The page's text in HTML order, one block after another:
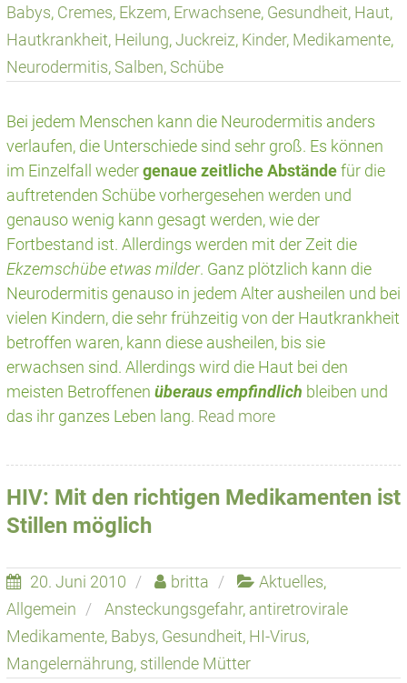
Babys, Cremes, Ekzem, Erwachsene, Gesundheit, Haut,
Hautkrankheit, Heilung,Juckreiz, Kinder, Medikamente,
Neurodermitis, Salben, Schübe
Bei jedem Menschen kann die Neurodermitis anders
verlaufen, die Unterschiede sind sehr groß. Es können
im Einzelfall wedergenaue zeitliche Abständefür die
auftretenden Schübe vorhergesehen werden und
genauso wenig kann gesagt werden, wie der
Fortbestand ist. Allerdings werden mit der Zeit die
Ekzemschübe etwas milder. Ganz plötzlich kann die
Neurodermitis genauso in jedem Alter ausheilen und bei
vielen Kindern, die sehr frühzeitig von der Hautkrankheit
betroffen waren, kann diese ausheilen, bis sie
erwachsen sind. Allerdings wird die Haut bei den
meisten Betroffenen überaus empfindlich bleiben und
das ihr ganzes Leben lang. Read more
HIV: Mit den richtigen Medikamenten ist
Stillen möglich
20. Juni 2010 britta Aktuelles,
Allgemein
Ansteckungsgefahr, antiretrovirale
Medikamente, Babys, Gesundheit, HI-Virus,
Mangelernährung, stillende Mütter